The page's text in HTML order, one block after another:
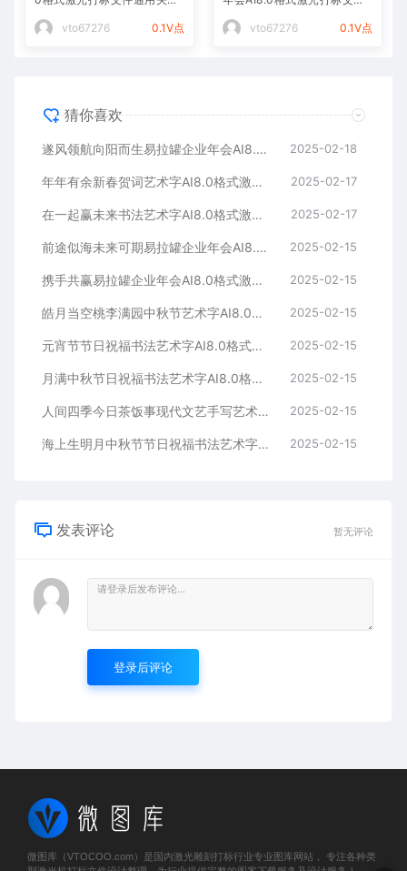
vto67276
0.1V点
vto67276
0.1V点
猜你喜欢
遂风领航向阳而生易拉罐企业年会AI8.0格式激光打标文件通用矢量图 2025-02-18
年年有余新春贺词艺术字AI8.0格式激光打标文件通用矢量图 2025-02-17
在一起赢未来书法艺术字AI8.0格式激光打标文件通用矢量图 2025-02-17
前途似海未来可期易拉罐企业年会AI8.0格式激光打标文件通用矢量图 2025-02-15
携手共赢易拉罐企业年会AI8.0格式激光打标文件通用矢量图 2025-02-15
皓月当空桃李满园中秋节艺术字AI8.0格式激光打标文件通用矢量图 2025-02-15
元宵节节日祝福书法艺术字AI8.0格式激光打标文件通用矢量图 2025-02-15
月满中秋节日祝福书法艺术字AI8.0格式激光打标文件通用矢量图 2025-02-15
人间四季今日茶饭事现代文艺手写艺术字AI8.0格式激光打标文件通用矢量图 2025-02-15
海上生明月中秋节节日祝福书法艺术字AI8.0格式激光打标文件通用矢量图 2025-02-15
发表评论 暂无评论
登录后评论
微图库（VTOCOO.com）是国内激光雕刻打标行业专业图库网站， 专注各种类